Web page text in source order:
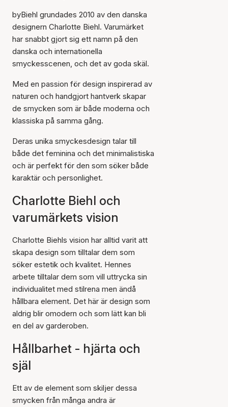
byBiehl grundades 2010 av den danska
designern Charlotte Biehl. Varumärket
har snabbt gjort sig ett namn på den
danska och internationella
smyckesscenen, och det av goda skäl.
Med en passion för design inspirerad av
naturen och handgjort hantverk skapar
de smycken som är både moderna och
klassiska på samma gång.
Deras unika smyckesdesign talar till
både det feminina och det minimalistiska
och är perfekt för den som söker både
karaktär och personlighet.
Charlotte Biehl och
varumärkets vision
Charlotte Biehls vision har alltid varit att
skapa design som tilltalar dem som
söker estetik och kvalitet. Hennes
arbete tilltalar dem som vill uttrycka sin
individualitet med stilrena men ändå
hållbara element. Det här är design som
aldrig blir omodern och som lätt kan bli
en del av garderoben.
Hållbarhet - hjärta och
själ
Ett av de element som skiljer dessa
smycken från många andra är